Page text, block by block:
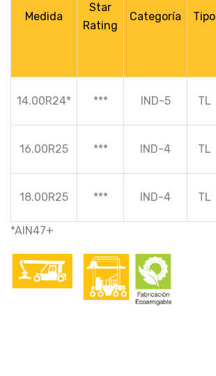
Medida
Star
Rating
Categoría Tipo
14.00R24* *** IND-5 TL
16.00R25 *** IND-4 TL
18.00R25 *** IND-4 TL
*AIN47+